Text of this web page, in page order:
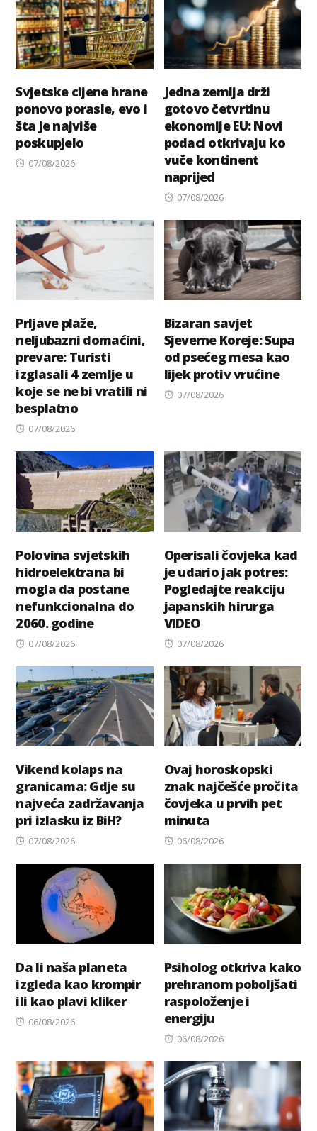
Svjetske cijene hrane
ponovo porasle, evo i
šta je najviše
poskupjelo
Posted
07/08/2026
Jedna zemlja drži
gotovo četvrtinu
ekonomije EU: Novi
podaci otkrivaju ko
vuče kontinent
naprijed
Posted
07/08/2026
Prljave plaže,
neljubazni domaćini,
prevare: Turisti
izglasali 4 zemlje u
koje se ne bi vratili ni
besplatno
Posted
07/08/2026
Bizaran savjet
Sjeverne Koreje: Supa
od psećeg mesa kao
lijek protiv vrućine
Posted
07/08/2026
Polovina svjetskih
hidroelektrana bi
mogla da postane
nefunkcionalna do
2060. godine
Posted
07/08/2026
Operisali čovjeka kad
je udario jak potres:
Pogledajte reakciju
japanskih hirurga
VIDEO
Posted
07/08/2026
Vikend kolaps na
granicama: Gdje su
najveća zadržavanja
pri izlasku iz BiH?
Posted
07/08/2026
Ovaj horoskopski
znak najčešće pročita
čovjeka u prvih pet
minuta
Posted
06/08/2026
Da li naša planeta
izgleda kao krompir
ili kao plavi kliker
Posted
06/08/2026
Psiholog otkriva kako
prehranom poboljšati
raspoloženje i
energiju
Posted
06/08/2026